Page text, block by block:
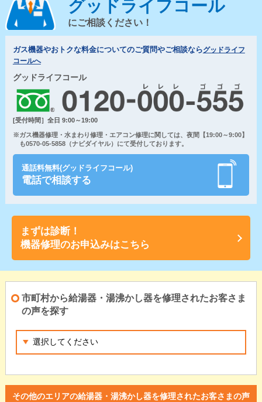
グッドライフコール
にご相談ください！
ガス機器やおトクな料金についてのご質問やご相談ならグッドライフ
コールへ
グッドライフコール
[受付時間］全日 9:00～19:00
※ガス機器修理・水まわり修理・エアコン修理に関しては、夜間【19:00～9:00】
も0570-05-5858（ナビダイヤル）にて受付しております。
通話料無料(グッドライフコール)
電話で相談する
まずは診断！
機器修理のお申込みはこちら
市町村から給湯器・湯沸かし器を修理されたお客さま
の声を探す
その他のエリアの給湯器・湯沸かし器を修理されたお客さまの声